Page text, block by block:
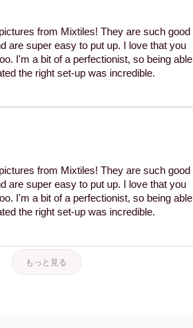
from Mixtiles! They are such good
are super easy to put up. I love that you
I'm a bit of a perfectionist, so being able
the right set-up was incredible.
from Mixtiles! They are such good
are super easy to put up. I love that you
I'm a bit of a perfectionist, so being able
the right set-up was incredible.
もっと見る